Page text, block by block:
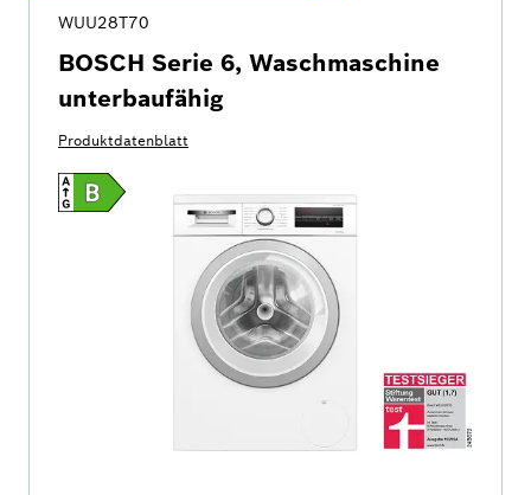
WUU28T70
BOSCH Serie 6, Waschmaschine
unterbaufähig
Produktdatenblatt